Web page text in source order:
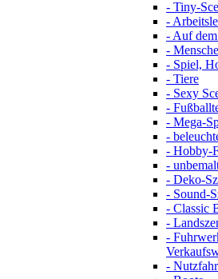
- Tiny-
-
- Auf
-
- Spiel,
- Tiere
- Sexy
-
- Mega-
-
- Hobby-
-
- Deko-
- Sound-
- Classic
-
-
-